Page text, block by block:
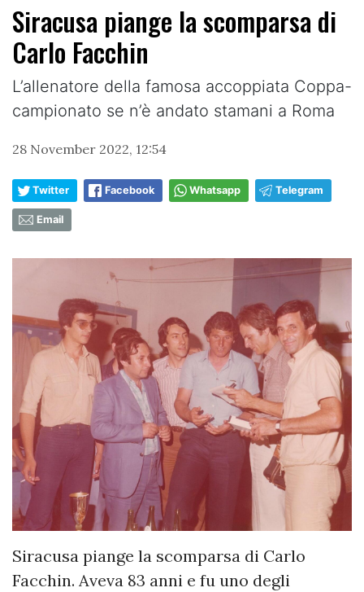
Siracusa piange la scomparsa di
Carlo Facchin
L’allenatore della famosa accoppiata Coppa-
campionato se n’è andato stamani a Roma
28 November 2022, 12:54
Twitter Facebook Whatsapp Telegram
Email
Siracusa piange la scomparsa di Carlo
Facchin. Aveva 83 anni e fu uno degli